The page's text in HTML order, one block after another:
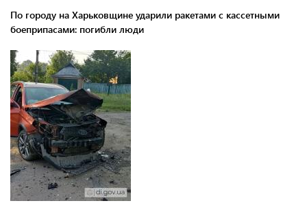
По городу на Харьковщине ударили ракетами с кассетными
боеприпасами: погибли люди